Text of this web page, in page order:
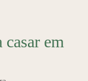
casar em